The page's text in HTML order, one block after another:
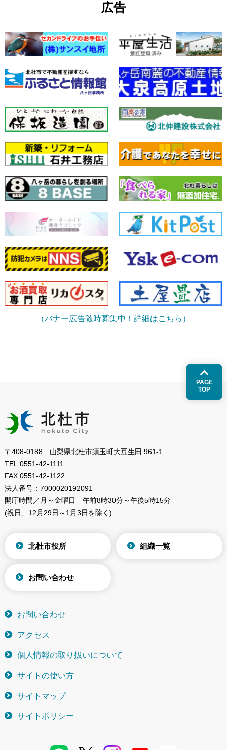
広告
（バナー広告随時募集中！詳細はこちら）
PAGE
TOP
〒408-0188 山梨県北杜市須玉町大豆生田 961-1
TEL. 0551-42-1111
FAX. 0551-42-1122
法人番号： 7000020192091
開庁時間／月～金曜日
午前8時30分～午後5時15分
(祝日、12月29日～1月3日を除く)
北杜市役所 組織一覧
お問い合わせ
お問い合わせ
アクセス
個人情報の取り扱いについて
サイトの使い方
サイトマップ
サイトポリシー